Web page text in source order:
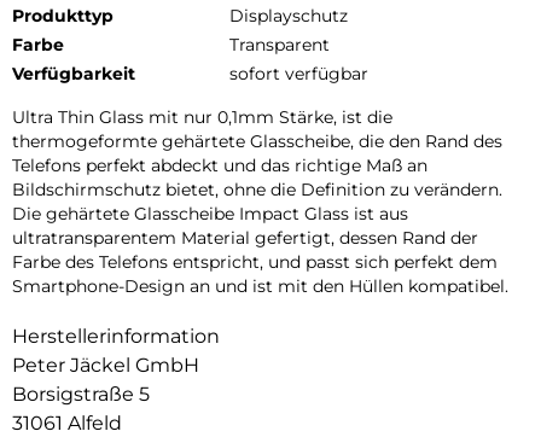
Produkttyp
Displayschutz
Farbe
Transparent
Verfügbarkeit
sofort verfügbar
Ultra Thin Glass mit nur 0,1mm Stärke, ist die
thermogeformte gehärtete Glasscheibe, die den Rand des
Telefons perfekt abdeckt und das richtige Maß an
Bildschirmschutz bietet, ohne die Definition zu verändern.
Die gehärtete Glasscheibe Impact Glass ist aus
ultratransparentem Material gefertigt, dessen Rand der
Farbe des Telefons entspricht, und passt sich perfekt dem
Smartphone-Design an und ist mit den Hüllen kompatibel.
Herstellerinformation
Peter Jäckel GmbH
Borsigstraße 5
31061 Alfeld